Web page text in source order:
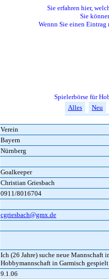
Sie erfahren hier,
Sie
Wennn Sie einen
Spielerbörse für
Alles
Neu
Verein
Bayern
Nürnberg
Goalkeeper
Christian Griesbach
0911/8016704
cgriesbach@gmx.de
Ich (26 Jahre) suche neue Mannschaft
Hobbymannschaft in Garmisch
9.1.06